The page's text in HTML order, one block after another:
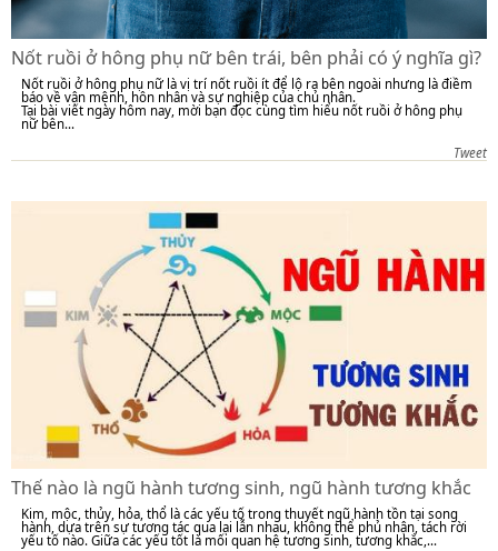
Nốt ruồi ở hông phụ nữ bên trái, bên phải có ý nghĩa gì?
Nốt ruồi ở hông phụ nữ là vị trí nốt ruồi ít để lộ ra bên ngoài nhưng là điềm
báo về vận mệnh, hôn nhân và sự nghiệp của chủ nhân.
Tại bài viết ngày hôm nay, mời bạn đọc cùng tìm hiểu nốt ruồi ở hông phụ
nữ bên...
Tweet
Thế nào là ngũ hành tương sinh, ngũ hành tương khắc
Kim, mộc, thủy, hỏa, thổ là các yếu tố trong thuyết ngũ hành tồn tại song
hành, dựa trên sự tương tác qua lại lẫn nhau, không thể phủ nhận, tách rời
yếu tố nào. Giữa các yếu tốt là mối quan hệ tương sinh, tương khắc,...